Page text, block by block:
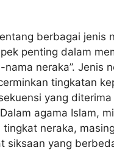
berbagai jenis
penting dalam
nama neraka”. Jenis
tingkatan
yang diterima
agama Islam,
neraka,
siksaan yang